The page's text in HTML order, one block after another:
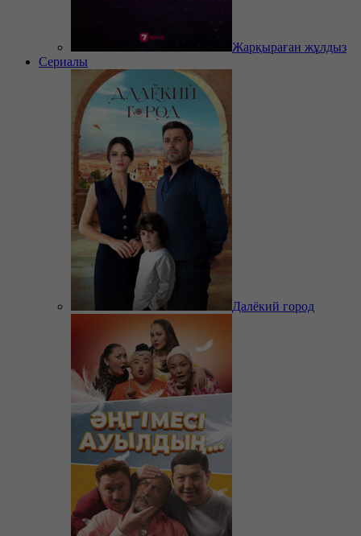
Жарқыраған жұлдыз
Сериалы
Далёкий город